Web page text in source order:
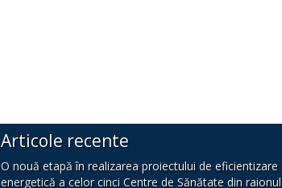
Articole recente
O nouă etapă în realizarea proiectului de eficientizare
energetică a celor cinci Centre de Sănătate din raionul